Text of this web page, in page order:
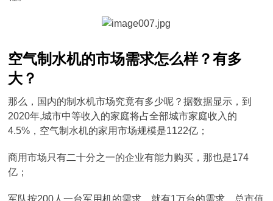
空气制水机的市场需求怎么样？有多
大？
那么，国内的制水机市场究竟有多少呢？据数据显示，到
2020年,城市中等收入的家庭将占全部城市家庭收入的
4.5%，空气制水机的家用市场规模是1122亿；
商用市场只有二十分之一的企业有能力购买，那也是174
亿；
军队按200人一台军用机的需求，就有1万台的需求，总市值